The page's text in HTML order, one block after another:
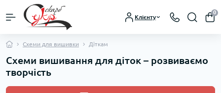
Клієнту
0
Схеми для вишивки Діткам
Схеми вишивання для діток – розвиваємо
творчість